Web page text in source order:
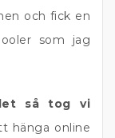
och fick en
som jag
så tog vi
hänga online